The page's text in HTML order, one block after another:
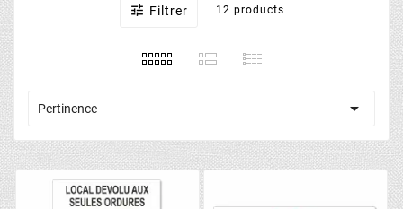
 Filtrer 12 products
Pertinence 